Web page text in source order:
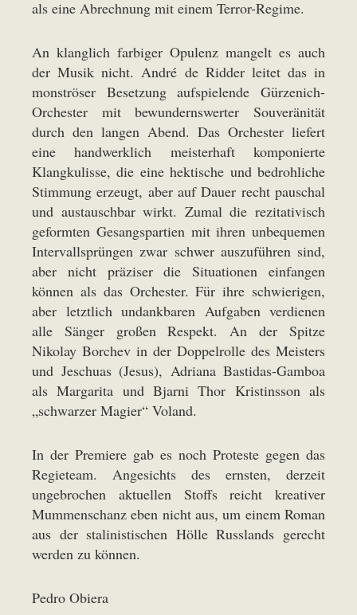
als eine Abrechnung mit einem Terror-Regime.
An klanglich farbiger Opulenz mangelt es auch
der Musik nicht. André de Ridder leitet das in
monströser Besetzung aufspielende Gürzenich-
Orchester mit bewundernswerter Souveränität
durch den langen Abend. Das Orchester liefert
eine handwerklich meisterhaft komponierte
Klangkulisse, die eine hektische und bedrohliche
Stimmung erzeugt, aber auf Dauer recht pauschal
und austauschbar wirkt. Zumal die rezitativisch
geformten Gesangspartien mit ihren unbequemen
Intervallsprüngen zwar schwer auszuführen sind,
aber nicht präziser die Situationen einfangen
können als das Orchester. Für ihre schwierigen,
aber letztlich undankbaren Aufgaben verdienen
alle Sänger großen Respekt. An der Spitze
Nikolay Borchev in der Doppelrolle des Meisters
und Jeschuas (Jesus), Adriana Bastidas-Gamboa
als Margarita und Bjarni Thor Kristinsson als
„schwarzer Magier“ Voland.
In der Premiere gab es noch Proteste gegen das
Regieteam. Angesichts des ernsten, derzeit
ungebrochen aktuellen Stoffs reicht kreativer
Mummenschanz eben nicht aus, um einem Roman
aus der stalinistischen Hölle Russlands gerecht
werden zu können.
Pedro Obiera